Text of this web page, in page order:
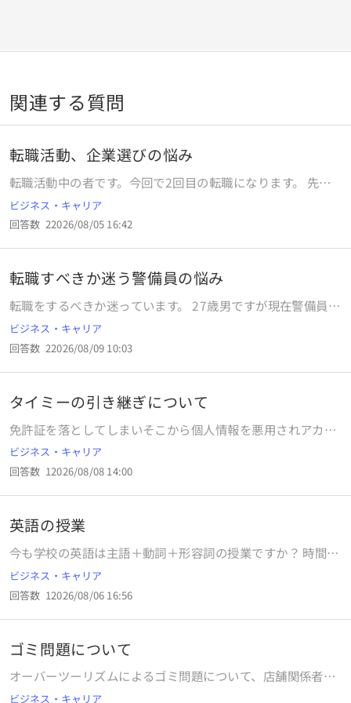
関連する質問
転職活動、企業選びの悩み
転職活動中の者です。今回で2回目の転職になります。 先月
24日に大手企業の期間社員に応募し、履歴書を提出しまし
た。現在は書類選考の結果待ちで、土日を除けば今日で8日
目となります。履歴書送付時の返信メールには、「多くの応
募をいただいているため、結果の連絡にはお時間をいただい
と記載されていました。 日にちの目安が示されていなかった
ため、再度メールで確認しようかと考えましたが、何度も返
信をお願いするのは迷惑かと思い、また「連絡が来るまでお
待ちください」ともあったので、先方の指示に従って待って
いる状況です。 実は以前、同じルーツを持つ別の企業に応募
た。 今週の金曜日で10日目になるので、連絡がなければ連休
明けに問い合わせしようと考えています。もちろん別の企業
の期間社員にも応募する予定ですが、その応募先である某ベ
アリング企業の社風について、あまり良い噂を聞かないた
め、迷っています。「当たって砕けろ」の精神で応募する
か、自分にとって合う合わないを働いてみて判断するかで悩
んでいます。ですが、どうも怖くなってしまい、決断に踏み
てないと記載があるのに、仕事探しのサイトには募集の記載
がありました。) こういった場合、自分の直感を信じて某ベ
アリング企業ではなく、もう他の企業に目を向けるべきか、
それとも応募だけでもしてみるべきか、どのように判断すべ
きでしょうか？ あと、選考結果待ち中の企業は不採用と考え
ビジネス・キャリア
回答数 22026/08/05 16:42
転職すべきか迷う警備員の悩み
転職をするべきか迷っています。 27歳男ですが現在警備員を
しています。 まだ前職を退職してから警備員を始めて一年程
くらいしか経っていませんが、今の警備会社で働いている先
輩方の仕事に対しての姿勢や熱意、プロ意識等がなく一緒に
働いていて嫌になってます。 僕自身の考えなのですが、工事
我をさせないために規制を張る必要があると思います。 本来
はカラーコーンとバーで規制をする所を他の先輩方はカラー
コーンだけにしています。 理由を聞いたら、警備員立ってる
しいらないでしょ？とか見れば分かるでしょ？と言われまし
た。 頭が固く臨機応変に対応出来ない僕が悪いと思います
社で働くくらいならしっかり仕事に誇りやプロ意識を持って
いる人達のいる警備会社で働いていきたいです。 心当たりの
ある会社があり転職するならそっちに行きます。 これは僕が
悪いのでしょうか？ 回答おねがいします。
ビジネス・キャリア
回答数 22026/08/09 10:03
タイミーの引き継ぎについて
免許証を落としてしまいそこから個人情報を悪用されアカウ
ントを作られてしまいタイミー側に事情を説明し再利用でき
るようになったのですが何故か今までの自分の勤務歴でなく
悪用した側の人間のが引き継がれました。 自分は50回程勤
務しキャンセル率も3%で引き継がれたのは1度勤務し１度キ
た。 泣き寝入りするしかないでしょうか？ 労基とかに報告
しても無駄ですよね？
ビジネス・キャリア
回答数 12026/08/08 14:00
英語の授業
今も学校の英語は主語＋動詞＋形容詞の授業ですか？ 時間が
あれば①ビートルズを歌わせる②スターウオーズのハン・ソ
ロの役をさせて英語劇に力を入れたら？
ビジネス・キャリア
回答数 12026/08/06 16:56
ゴミ問題について
オーバーツーリズムによるゴミ問題について、店舗関係者の
方に質問です。 大学からの課題として、「持続可能な収益事
ビジネス・キャリア